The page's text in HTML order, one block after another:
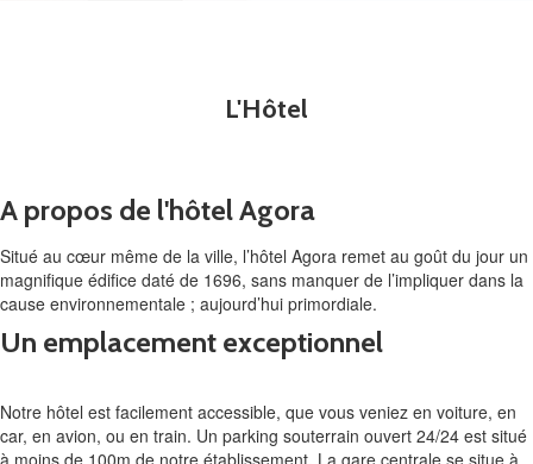
L'Hôtel
A propos de l'hôtel Agora
Situé au cœur même de la ville, l’hôtel Agora remet au goût du jour un
magnifique édifice daté de 1696, sans manquer de l’impliquer dans la
cause environnementale ; aujourd’hui primordiale.
Un emplacement exceptionnel
Notre hôtel est facilement accessible, que vous veniez en voiture, en
car, en avion, ou en train. Un parking souterrain ouvert 24/24 est situé
à moins de 100m de notre établissement. La gare centrale se situe à